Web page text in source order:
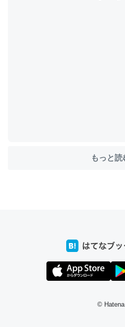
ウチもEchoを実家に置いて４年
ちぼちRingも置こうかと画策中
位置情報を共有してる。電池残
─たまにLINEするくらいだった遠方の
コミュニケーションが劇的に変化した
とかSpotifyを支払う孝行もでき
私も3年前ぐらいに祖母の家に設
たいなのでネット環境作ったけ
https://
もっと読
© Hatena